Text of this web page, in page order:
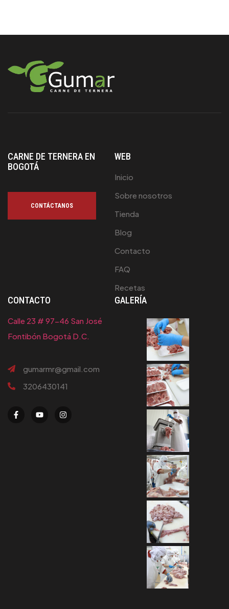
CARNE DE TERNERA EN
BOGOTÁ
CONTÁCTANOS
WEB
Inicio
Sobre nosotros
Tienda
Blog
Contacto
FAQ
Recetas
CONTACTO
Calle 23 # 97-46 San José
Fontibón Bogotá D.C.
gumarmr@gmail.com
3206430141
GALERÍA